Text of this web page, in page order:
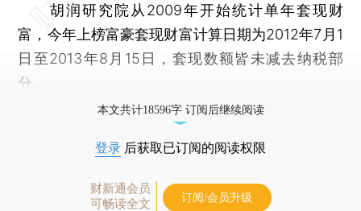
胡润研究院从2009年开始统计单年套现财
富，今年上榜富豪套现财富计算日期为2012年7月1
日至2013年8月15日，套现数额皆未减去纳税部
分。
本文共计18596字 订阅后继续阅读
登录 后获取已订阅的阅读权限
财新通会员
可畅读全文
订阅/会员升级